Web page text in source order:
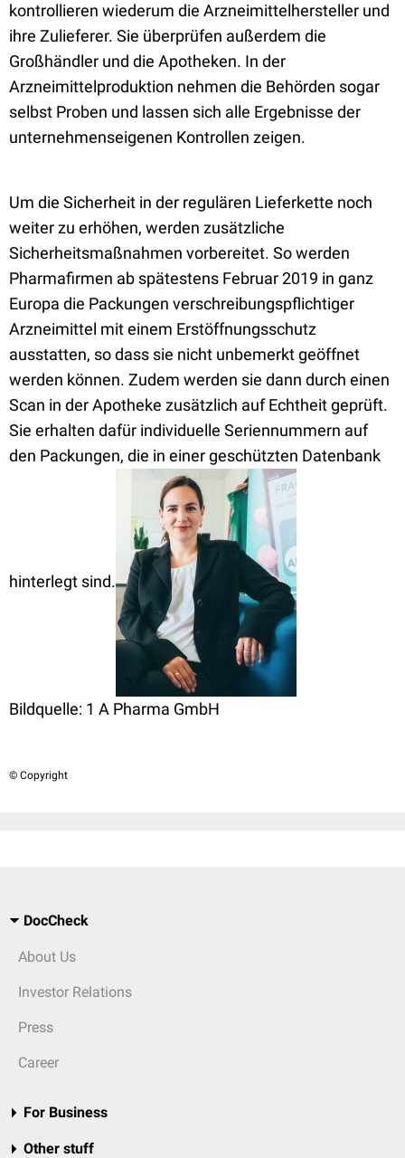
kontrollieren wiederum die Arzneimittelhersteller und
ihre Zulieferer. Sie überprüfen außerdem die
Großhändler und die Apotheken. In der
Arzneimittelproduktion nehmen die Behörden sogar
selbst Proben und lassen sich alle Ergebnisse der
unternehmenseigenen Kontrollen zeigen.
Um die Sicherheit in der regulären Lieferkette noch
weiter zu erhöhen, werden zusätzliche
Sicherheitsmaßnahmen vorbereitet. So werden
Pharmafirmen ab spätestens Februar 2019 in ganz
Europa die Packungen verschreibungspflichtiger
Arzneimittel mit einem Erstöffnungsschutz
ausstatten, so dass sie nicht unbemerkt geöffnet
werden können. Zudem werden sie dann durch einen
Scan in der Apotheke zusätzlich auf Echtheit geprüft.
Sie erhalten dafür individuelle Seriennummern auf
den Packungen, die in einer geschützten Datenbank
hinterlegt sind.
Bildquelle: 1 A Pharma GmbH
© Copyright
DocCheck
About Us
Investor Relations
Press
Career
For Business
Other stuff